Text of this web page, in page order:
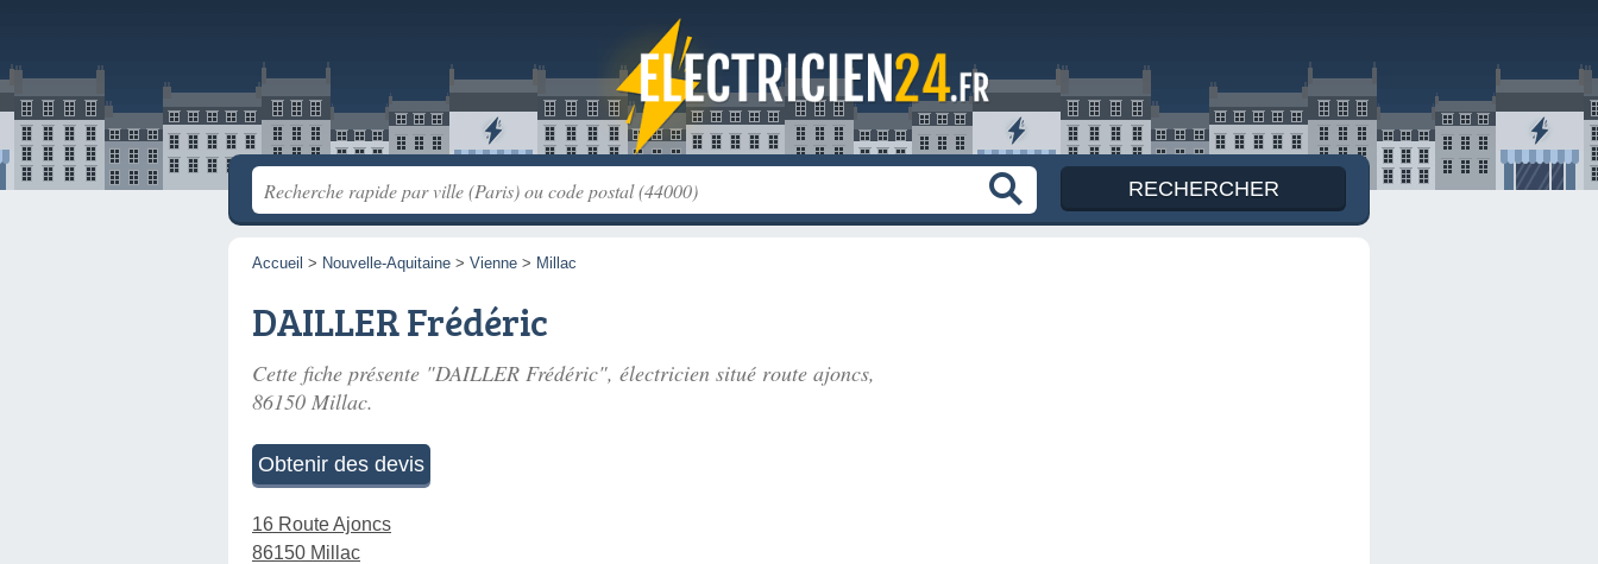
Accueil > Nouvelle-Aquitaine > Vienne > Millac
DAILLER Frédéric
Cette fiche présente "DAILLER Frédéric", électricien situé route ajoncs,
86150 Millac.
Obtenir des devis
16 Route Ajoncs
86150 Millac